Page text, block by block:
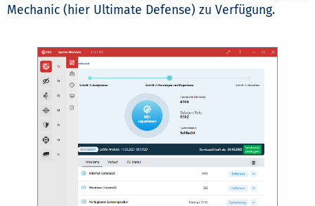
Mechanic (hier Ultimate Defense) zu Verfügung.